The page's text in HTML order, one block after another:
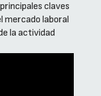
claves
mercado laboral
la actividad